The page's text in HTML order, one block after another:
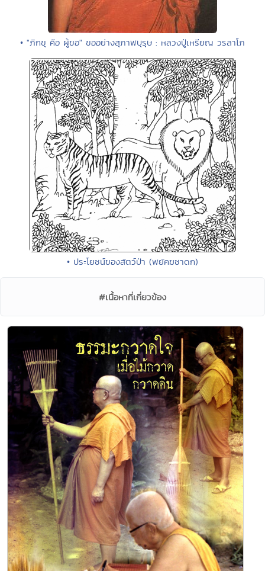
• "ภิกขุ คือ ผู้ขอ" ขออย่างสุภาพบุรุษ : หลวงปู่เหรียญ วรลาโภ
• ประโยชน์ของสัตว์ป่า (พยัคฆชาดก)
#เนื้อหาที่เกี่ยวข้อง